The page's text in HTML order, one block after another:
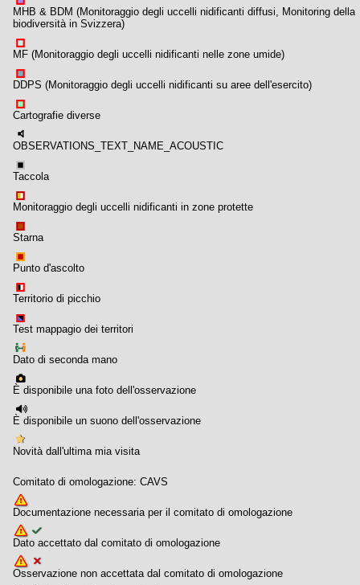
MHB & BDM (Monitoraggio degli uccelli nidificanti diffusi, Monitoring della
biodiversità in Svizzera)
MF (Monitoraggio degli uccelli nidificanti nelle zone umide)
DDPS (Monitoraggio degli uccelli nidificanti su aree dell'esercito)
Cartografie diverse
OBSERVATIONS_TEXT_NAME_ACOUSTIC
Taccola
Monitoraggio degli uccelli nidificanti in zone protette
Starna
Punto d'ascolto
Territorio di picchio
Test mappagio dei territori
Dato di seconda mano
È disponibile una foto dell'osservazione
È disponibile un suono dell'osservazione
Novità dall'ultima mia visita
Comitato di omologazione: CAVS
Documentazione necessaria per il comitato di omologazione
Dato accettato dal comitato di omologazione
Osservazione non accettata dal comitato di omologazione